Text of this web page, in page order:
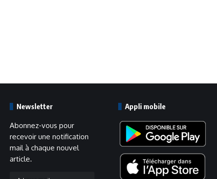
Newsletter
Abonnez-vous pour
recevoir une notification
mail à chaque nouvel
article.
Appli mobile